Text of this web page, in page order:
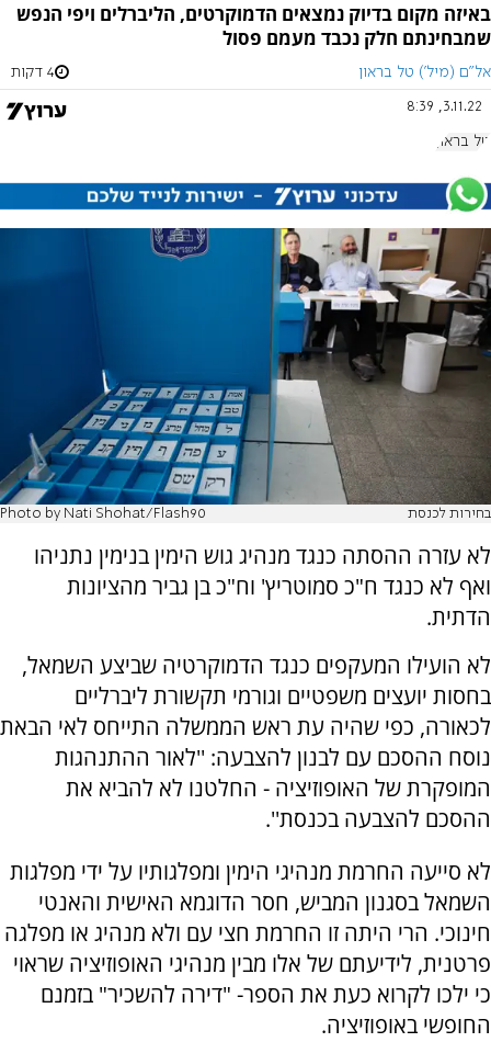
באיזה מקום בדיוק נמצאים הדמוקרטים, הליברלים ויפי הנפש
שמבחינתם חלק נכבד מעמם פסול
אל"ם (מיל') טל בראון 4 דקות
3.11.22, 8:39
טל בראון
בחירות לכנסת Photo by Nati Shohat/Flash90
לא עזרה ההסתה כנגד מנהיג גוש הימין בנימין נתניהו
ואף לא כנגד ח"כ סמוטריץ' וח"כ בן גביר מהציונות
הדתית.
לא הועילו המעקפים כנגד הדמוקרטיה שביצע השמאל,
בחסות יועצים משפטיים וגורמי תקשורת ליברליים
לכאורה, כפי שהיה עת ראש הממשלה התייחס לאי הבאת
נוסח ההסכם עם לבנון להצבעה: ''לאור ההתנהגות
המופקרת של האופוזיציה - החלטנו לא להביא את
ההסכם להצבעה בכנסת''.
לא סייעה החרמת מנהיגי הימין ומפלגותיו על ידי מפלגות
השמאל בסגנון המביש, חסר הדוגמא האישית והאנטי
חינוכי. הרי היתה זו החרמת חצי עם ולא מנהיג או מפלגה
פרטנית, לידיעתם של אלו מבין מנהיגי האופוזיציה שראוי
כי ילכו לקרוא כעת את הספר- "דירה להשכיר" בזמנם
החופשי באופוזיציה.